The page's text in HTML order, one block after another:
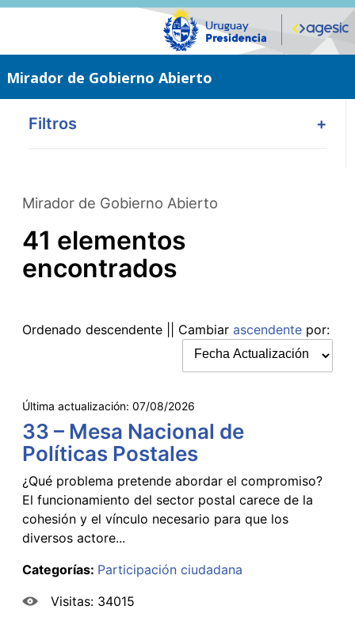
Saltar
Mirador de Gobierno Abierto
Filtros +
Mirador de Gobierno Abierto
41 elementos
encontrados
Ordenado descendente || Cambiar ascendente por:
Última actualización: 07/08/2026
33 – Mesa Nacional de
Políticas Postales
¿Qué problema pretende abordar el compromiso?
El funcionamiento del sector postal carece de la
cohesión y el vínculo necesario para que los
diversos actore...
Categorías: Participación ciudadana
Visitas: 34015